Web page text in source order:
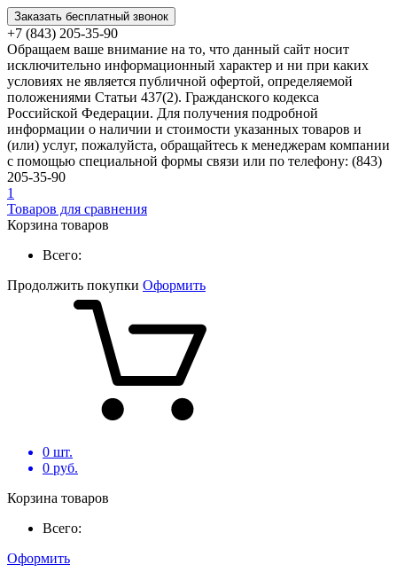
Заказать бесплатный звонок
+7 (843) 205-35-90
Обращаем ваше внимание на то, что данный сайт носит
исключительно информационный характер и ни при каких
условиях не является публичной офертой, определяемой
положениями Статьи 437(2). Гражданского кодекса
Российской Федерации. Для получения подробной
информации о наличии и стоимости указанных товаров и
(или) услуг, пожалуйста, обращайтесь к менеджерам компании
с помощью специальной формы связи или по телефону: (843)
205-35-90
1
Товаров для сравнения
Корзина товаров
Всего:
Продолжить покупки Оформить
0 шт.
0 руб.
Корзина товаров
Всего:
Оформить